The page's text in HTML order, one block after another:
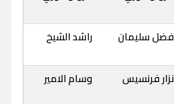
فضل سليمان راشد الشيخ
نزار فرنسيس وسام الامير